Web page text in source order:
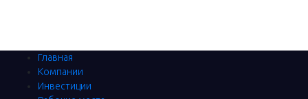
Главная
Компании
Инвестиции